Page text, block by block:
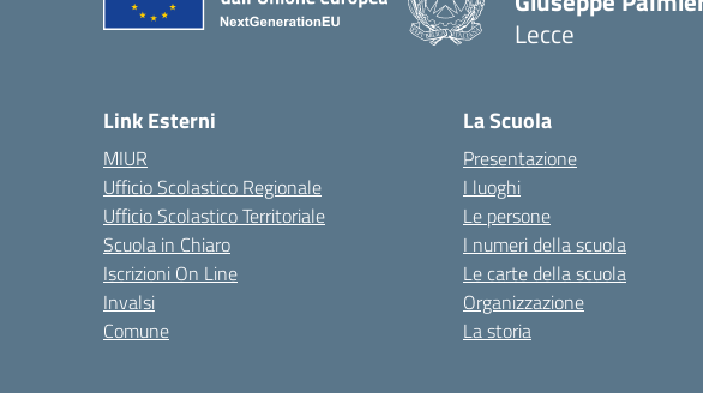
Lecce
Link Esterni
MIUR
Ufficio Scolastico Regionale
Ufficio Scolastico Territoriale
Scuola in Chiaro
Iscrizioni On Line
Invalsi
Comune
La Scuola
Presentazione
I luoghi
Le persone
I numeri della scuola
Le carte della scuola
Organizzazione
La storia